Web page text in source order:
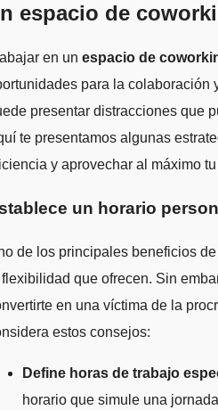
espacio de
en un espacio de
para la colaboración
presentar distracciones que
te presentamos algunas
y aprovechar al máximo
un horario
de los principales beneficios
que ofrecen. Sin
en una víctima de la
estos consejos:
Define horas de trabajo
horario que simule una